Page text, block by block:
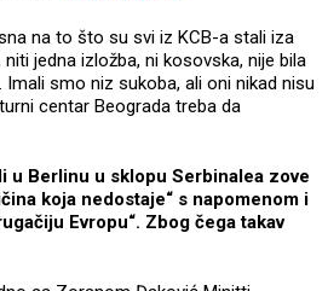
na to što su svi iz KCB-a stali iza
jedna izložba, ni kosovska, nije bila
smo niz sukoba, ali oni nikad nisu
centar Beograda treba da
u Berlinu u sklopu Serbinalea zove
koja nedostaje“ s napomenom i
Evropu“. Zbog čega takav